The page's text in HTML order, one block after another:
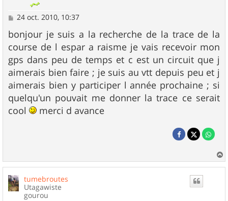
M
s
s
a
g
e
24 oct. 2010, 10:37
bonjour je suis a la recherche de la trace de la
course de l espar a raisme je vais recevoir mon
gps dans peu de temps et c est un circuit que j
aimerais bien faire ; je suis au vtt depuis peu et j
aimerais bien y participer l année prochaine ; si
quelqu'un pouvait me donner la trace ce serait
cool
merci d avance
a
tumebroutes
Utagawiste
gourou